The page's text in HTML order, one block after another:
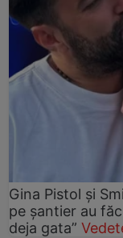
Gina Pistol și
pe șantier au
deja gata”